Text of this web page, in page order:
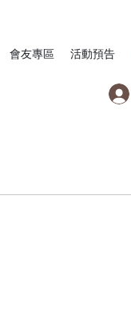
會友專區 活動預告